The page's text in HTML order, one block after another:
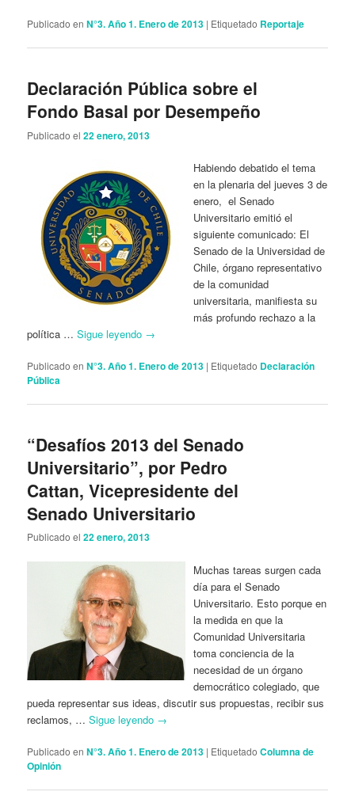
Publicado en N°3. Año 1. Enero de 2013 | Etiquetado Reportaje
Declaración Pública sobre el
Fondo Basal por Desempeño
Publicado el22 enero, 2013
Habiendo debatido el tema
en la plenaria del jueves 3 de
enero, el Senado
Universitario emitió el
siguiente comunicado: El
Senado de la Universidad de
Chile, órgano representativo
de la comunidad
universitaria, manifiesta su
más profundo rechazo a la
política …Sigue leyendo →
Publicado en N°3. Año 1. Enero de 2013 | Etiquetado Declaración
Pública
“Desafíos 2013 del Senado
Universitario”, por Pedro
Cattan, Vicepresidente del
Senado Universitario
Publicado el22 enero, 2013
Muchas tareas surgen cada
día para el Senado
Universitario. Esto porque en
la medida en que la
Comunidad Universitaria
toma conciencia de la
necesidad de un órgano
democrático colegiado, que
pueda representar sus ideas, discutir sus propuestas, recibir sus
reclamos, …Sigue leyendo →
Publicado en N°3. Año 1. Enero de 2013 | Etiquetado Columna de
Opinión